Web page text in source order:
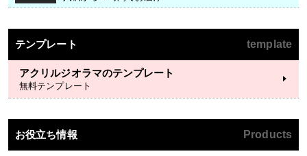
テンプレート template
アクリルジオラマのテンプレート
無料テンプレート
お役立ち情報 Products